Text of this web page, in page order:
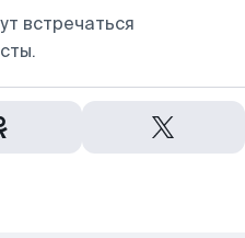
встречаться